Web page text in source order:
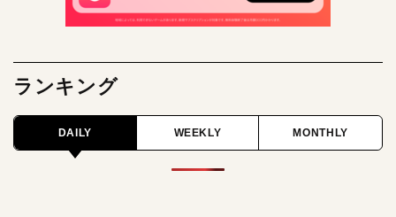
ランキング
DAILY WEEKLY MONTHLY